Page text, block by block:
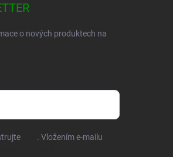
o nových produktech na
. Vložením e-mailu